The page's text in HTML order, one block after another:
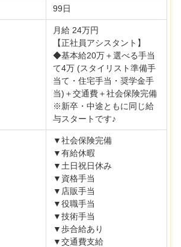
99日
月給 24万円
【正社員アシスタント】
◆基本給20万＋選べる手当
て4万 (スタイリスト準備手
当て・住宅手当・奨学金手
当)＋交通費＋社会保険完備
※新卒・中途ともに同じ給
与スタートです♪
▼社会保険完備
▼有給休暇
▼土日祝日休み
▼資格手当
▼店販手当
▼役職手当
▼技術手当
▼歩合給あり
▼交通費支給